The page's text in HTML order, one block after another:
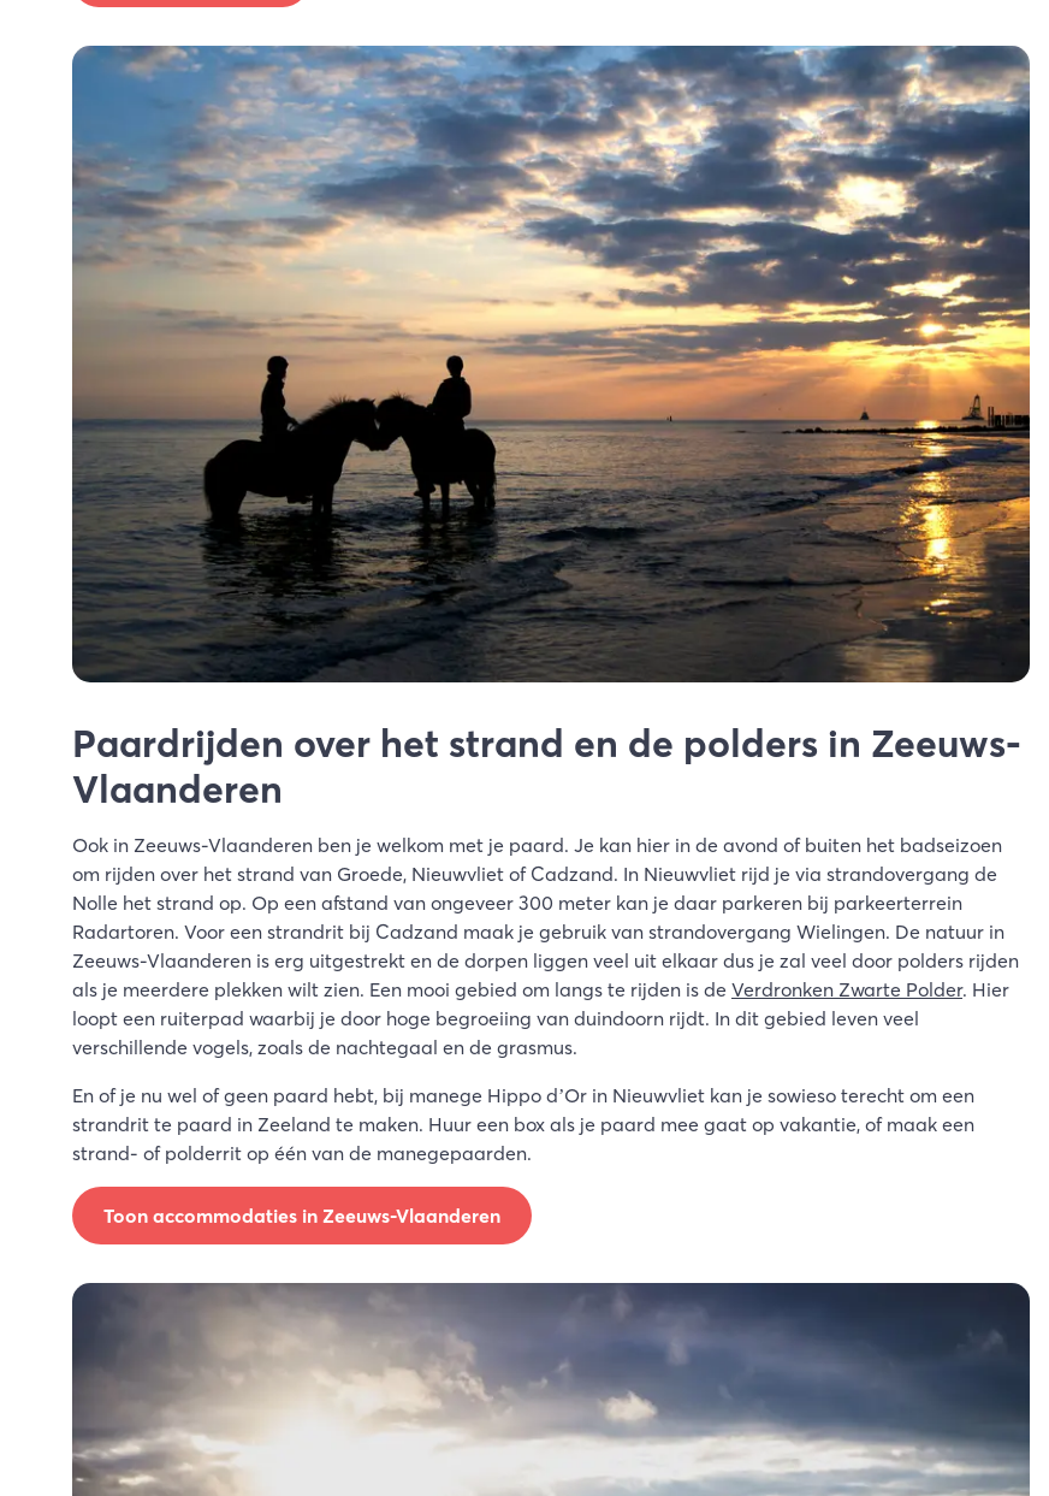
Paardrijden over het strand en de polders in Zeeuws-
Vlaanderen
Ook in Zeeuws-Vlaanderen ben je welkom met je paard. Je kan hier in de avond of buiten het badseizoen
om rijden over het strand van Groede, Nieuwvliet of Cadzand. In Nieuwvliet rijd je via strandovergang de
Nolle het strand op. Op een afstand van ongeveer 300 meter kan je daar parkeren bij parkeerterrein
Radartoren. Voor een strandrit bij Cadzand maak je gebruik van strandovergang Wielingen. De natuur in
Zeeuws-Vlaanderen is erg uitgestrekt en de dorpen liggen veel uit elkaar dus je zal veel door polders rijden
als je meerdere plekken wilt zien. Een mooi gebied om langs te rijden is de Verdronken Zwarte Polder. Hier
loopt een ruiterpad waarbij je door hoge begroeiing van duindoorn rijdt. In dit gebied leven veel
verschillende vogels, zoals de nachtegaal en de grasmus.
En of je nu wel of geen paard hebt, bij manege Hippo d’Or in Nieuwvliet kan je sowieso terecht om een
strandrit te paard in Zeeland te maken. Huur een box als je paard mee gaat op vakantie, of maak een
strand- of polderrit op één van de manegepaarden.
Toon accommodaties in Zeeuws-Vlaanderen